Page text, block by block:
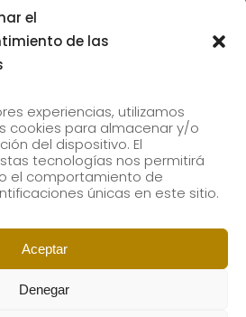
el
de las
experiencias, utilizamos
cookies para almacenar y/o
del dispositivo. El
tecnologías nos permitirá
el comportamiento de
únicas en este sitio.
Aceptar
Denegar
to receive our news by